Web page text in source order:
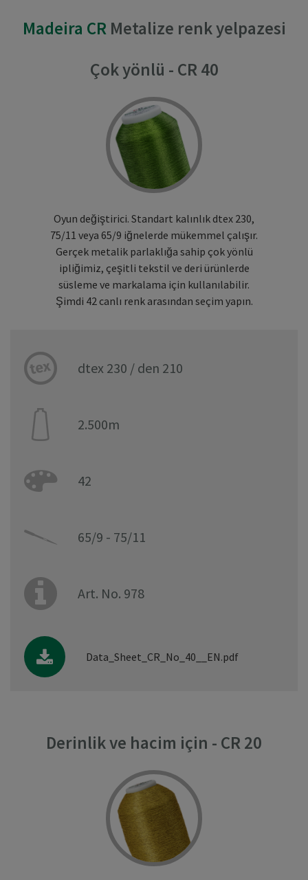
Madeira CRMetalize renk yelpazesi
Çok yönlü - CR 40
Oyun değiştirici. Standart kalınlık dtex 230,
75/11 veya 65/9 iğnelerde mükemmel çalışır.
Gerçek metalik parlaklığa sahip çok yönlü
ipliğimiz, çeşitli tekstil ve deri ürünlerde
süsleme ve markalama için kullanılabilir.
Şimdi 42 canlı renk arasından seçim yapın.
dtex 230 / den 210
2.500m
42
65/9 - 75/11
Art. No. 978
Data_Sheet_CR_No_40__EN.pdf
Derinlik ve hacim için - CR 20